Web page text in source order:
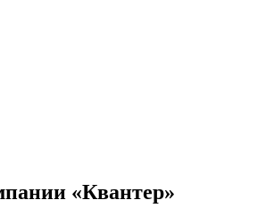
«Квантер»